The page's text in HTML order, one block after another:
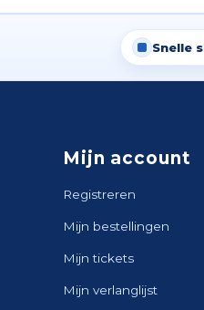
Snelle
Mijn account
Registreren
Mijn bestellingen
Mijn tickets
Mijn verlanglijst